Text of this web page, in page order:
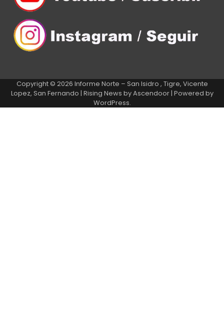
Copyright © 2026 Informe Norte – San Isidro , Tigre, Vicente
Lopez, San Fernando | Rising News byAscendoor| Powered by
WordPress.